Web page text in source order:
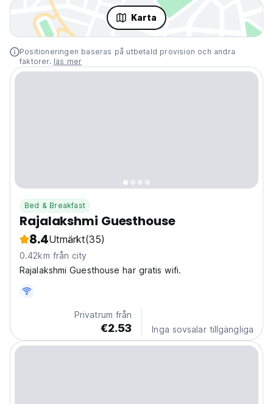
Karta
Positioneringen baseras på utbetald provision och andra
faktorer. läs mer
Bed & Breakfast
Rajalakshmi Guesthouse
8.4Utmärkt(35)
0.42km från city
Rajalakshmi Guesthouse har gratis wifi.
Privatrum från
€2.53 Inga sovsalar tillgängliga